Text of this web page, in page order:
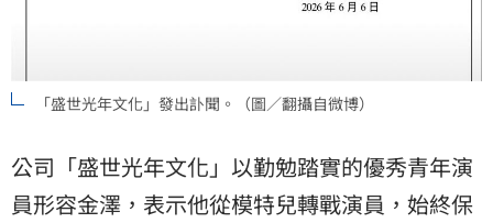
「盛世光年文化」發出訃聞。（圖／翻攝自微博）
公司「盛世光年文化」以勤勉踏實的優秀青年演
員形容金澤，表示他從模特兒轉戰演員，始終保